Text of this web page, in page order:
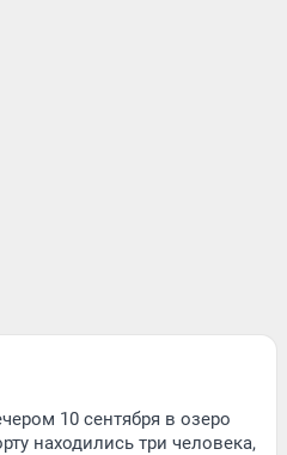
10 сентября в озеро
находились три человека,